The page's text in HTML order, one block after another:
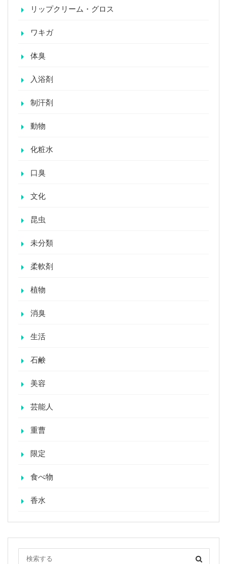
リップクリーム・グロス
ワキガ
体臭
入浴剤
制汗剤
動物
化粧水
口臭
文化
昆虫
未分類
柔軟剤
植物
消臭
生活
石鹸
美容
芸能人
重曹
限定
食べ物
香水